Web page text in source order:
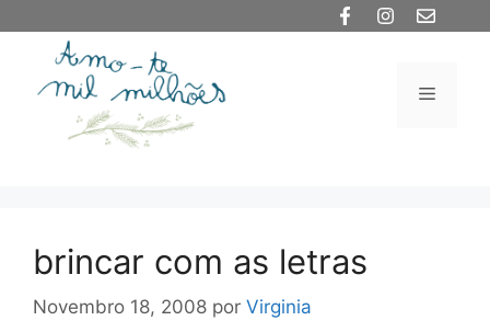
conteúdo
Menu
brincar com as letras
Novembro 18, 2008 por Virginia